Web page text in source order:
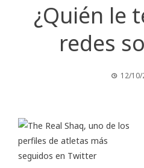
¿Quién le
redes
12/